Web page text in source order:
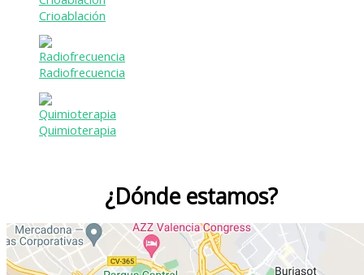
Crioablación
Radiofrecuencia
Quimioterapia
¿Dónde estamos?